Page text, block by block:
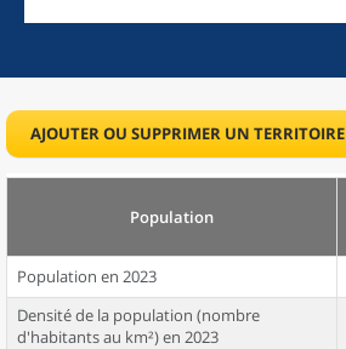
AJOUTER OU SUPPRIMER UN TERRITOIRE
Population
Population en 2023
Densité de la population (nombre
d'habitants au km²) en 2023